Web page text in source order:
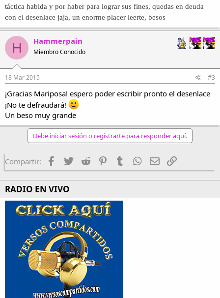
táctica habida y por haber para lograr sus fines, quedas en deuda
con el desenlace jaja, un enorme placer leerte, besos
H Hammerpain
Miembro Conocido
18 Mar 2015 #3
¡Gracias Mariposa! espero poder escribir pronto el desenlace
¡No te defraudará!
Un beso muy grande
Debe iniciar sesión o registrarte para responder aquí.
Compartir: Facebook
TwitterReddit PinterestTumblrWhatsApp
EmailEnlace
RADIO EN VIVO